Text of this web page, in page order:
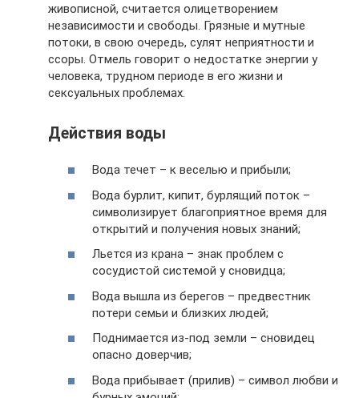
живописной, считается олицетворением
независимости и свободы. Грязные и мутные
потоки, в свою очередь, сулят неприятности и
ссоры. Отмель говорит о недостатке энергии у
человека, трудном периоде в его жизни и
сексуальных проблемах.
Действия воды
Вода течет – к веселью и прибыли;
Вода бурлит, кипит, бурлящий поток –
символизирует благоприятное время для
открытий и получения новых знаний;
Льется из крана – знак проблем с
сосудистой системой у сновидца;
Вода вышла из берегов – предвестник
потери семьи и близких людей;
Поднимается из-под земли – сновидец
опасно доверчив;
Вода прибывает (прилив) – символ любви и